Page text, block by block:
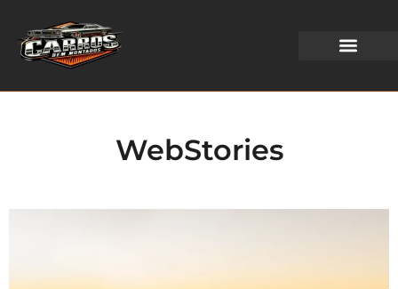
WebStories